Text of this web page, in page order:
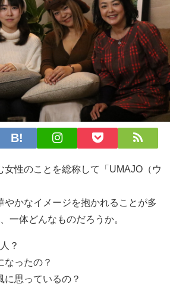
女性のことを総称して「UMAJO（ウ
やかなイメージを抱かれることが多
一体どんなものだろうか。
？
なったの？
に思っているの？